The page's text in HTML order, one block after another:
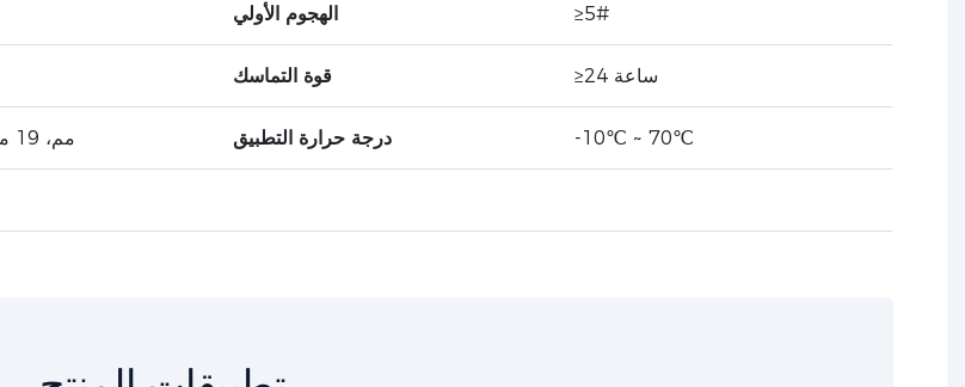
الهجوم الأولي ≥5#
قوة التماسك ≥24 ساعة
15 مم، 19 مم، 30 مم، 1050 مم، حسب الطلب درجة حرارة التطبيق -10℃ ~ 70℃